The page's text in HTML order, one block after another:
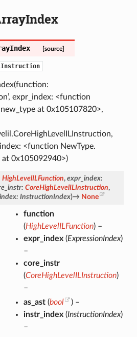
[source]
expr_index: <function
at 0x105107820>,
<function NewType.
at 0x105092940>)
HighLevelILFunction, expr_index:
: CoreHighLevelILInstruction,
: InstructionIndex)→ None
function
(HighLevelILFunction) –
expr_index(ExpressionIndex)
–
core_instr
(CoreHighLevelILInstruction)
–
as_ast(bool
) –
instr_index(InstructionIndex)
–